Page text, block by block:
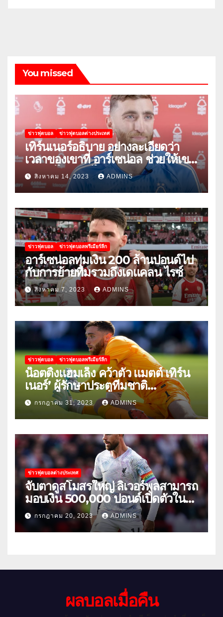
You missed
ข่าวฟุตบอล ข่าวฟุตบอลต่างประเทศ
เทิร์นเนอร์อธิบาย อย่างละเอียดว่า
เวลาของเขาที่ อาร์เซน่อล ช่วยให้เขา
พัฒนาได้อย่างไร
สิงหาคม 14, 2023 ADMINS
ข่าวฟุตบอล ข่าวฟุตบอลพรีเมียร์ลีก
อาร์เซน่อลทุ่มเงิน 200 ล้านปอนด์ไป
กับการย้ายทีมรวมถึงเดแคลน ไรซ์
สิงหาคม 7, 2023 ADMINS
ข่าวฟุตบอล ข่าวฟุตบอลพรีเมียร์ลีก
น็อตติ้งแฮมเล็ง คว้าตัว แมตต์ เทิร์น
เนอร์’ ผู้รักษาประตูทีมชาติ
สหรัฐอเมริกา
กรกฎาคม 31, 2023 ADMINS
ข่าวฟุตบอลต่างประเทศ
จับตาดูสโมสรใหญ่ ลิเวอร์พูลสามารถ
มอบเงิน 500,000 ปอนด์เปิดตัวใน
เกมกระชับมิตรนัดแรกของฤดูร้อน
กรกฎาคม 20, 2023 ADMINS
ผลบอลเมื่อคืน